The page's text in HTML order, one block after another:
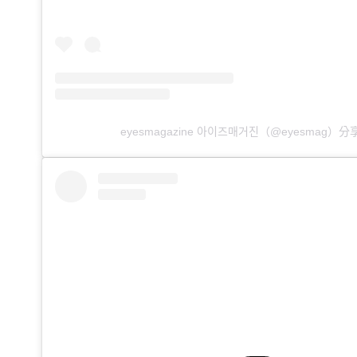
eyesmagazine 아이즈매거진（@eyesmag）分